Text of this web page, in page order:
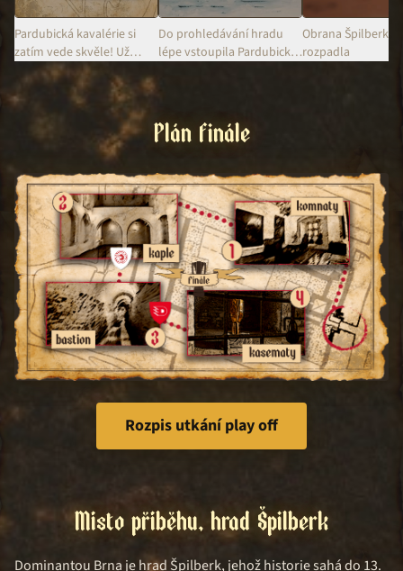
Pardubická kavalérie si
zatím vede skvěle! Už
prohledává kapli! 😮
Do prohledávání hradu
lépe vstoupila Pardubická
Obrana Špilberku
rozpadla
Plán finále
Rozpis utkání play off
Místo příběhu, hrad Špilberk
Dominantou Brna je hrad Špilberk, jehož historie sahá do 13.